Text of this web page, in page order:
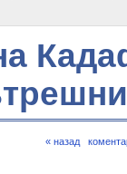
« назад